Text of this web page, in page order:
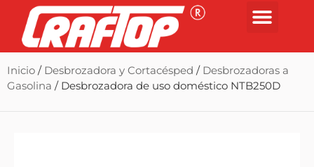
Inicio / Desbrozadora y Cortacésped / Desbrozadoras a
Gasolina / Desbrozadora de uso doméstico NTB250D